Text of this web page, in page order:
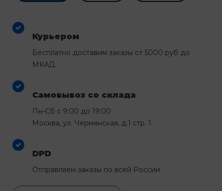
Курьером
Бесплатно доставим заказы от 5000 руб до
МКАД
Самовывоз со склада
Пн-Сб с 9:00 до 19:00
Москва, ул. Чермянская, д.1 стр. 1
DPD
Отправляем заказы по всей России